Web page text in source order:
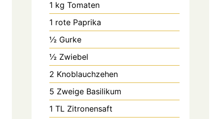
1 kg Tomaten
1 rote Paprika
½ Gurke
½ Zwiebel
2 Knoblauchzehen
5 Zweige Basilikum
1 TL Zitronensaft